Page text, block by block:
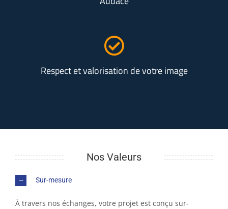
Respect et valorisation de votre image
Nos Valeurs
Sur-mesure
À travers nos échanges, votre projet est conçu sur-